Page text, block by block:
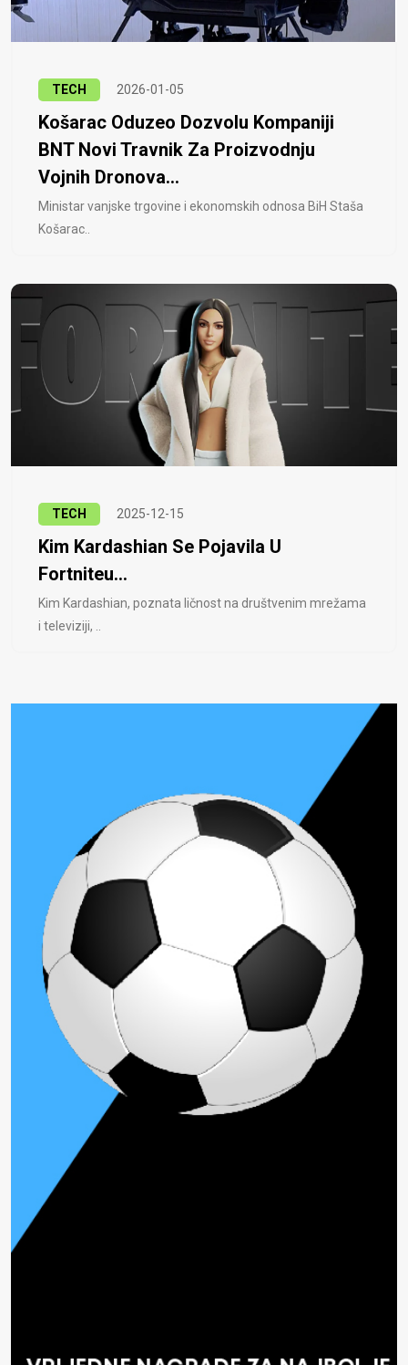
TECH 2026-01-05
Košarac Oduzeo Dozvolu Kompaniji
BNT Novi Travnik Za Proizvodnju
Vojnih Dronova...
Ministar vanjske trgovine i ekonomskih odnosa BiH Staša
Košarac..
TECH 2025-12-15
Kim Kardashian Se Pojavila U
Fortniteu...
Kim Kardashian, poznata ličnost na društvenim mrežama
i televiziji, ..